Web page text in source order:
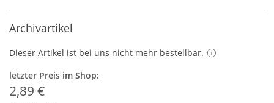
Archivartikel
Dieser Artikel ist bei uns nicht mehr bestellbar.
letzter Preis im Shop:
2,89 €